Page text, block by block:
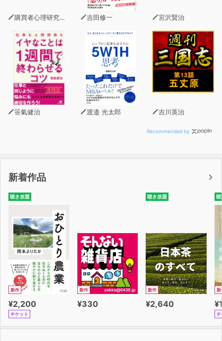
購買者心理研究所 株式会社モデンナ 顧問 青木幹和 吉田修一 宮沢賢治
笹氣健治 渡邉 光太郎 吉川英治
Recommended by
新着作品
聴き放題
新作
¥2,200
チケット
新作
¥330
聴き放題
新作
¥2,640
聴
新
チ